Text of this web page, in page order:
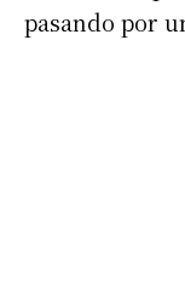
pasando por